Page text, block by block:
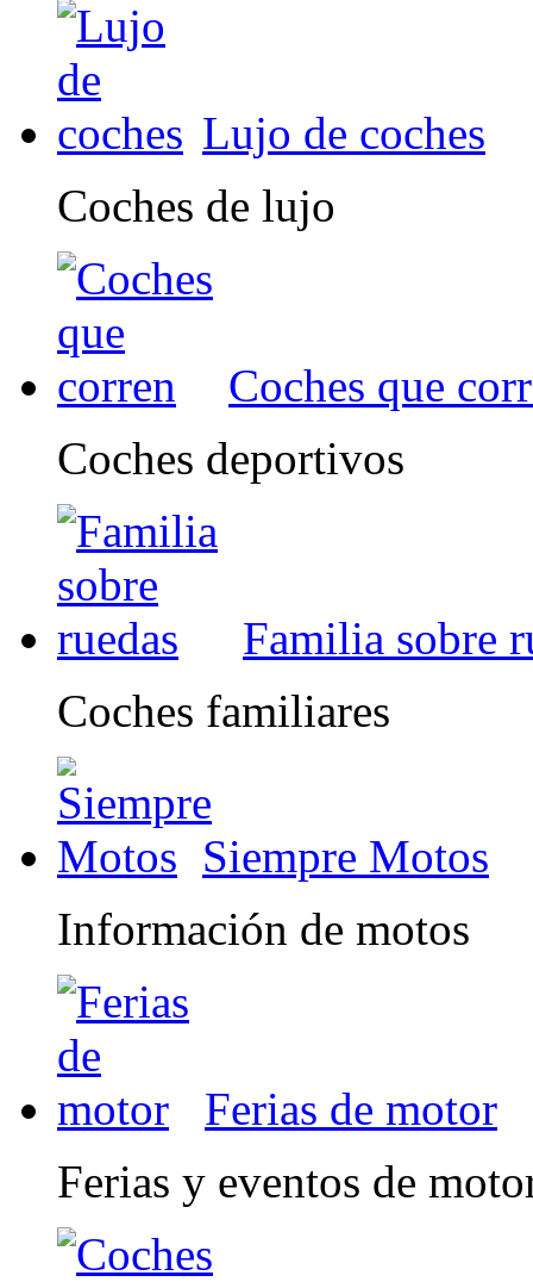
Lujo de coches
Coches de lujo
Coches que
Coches deportivos
Familia sobre
Coches familiares
Siempre Motos
Información de motos
Ferias de motor
Ferias y eventos de